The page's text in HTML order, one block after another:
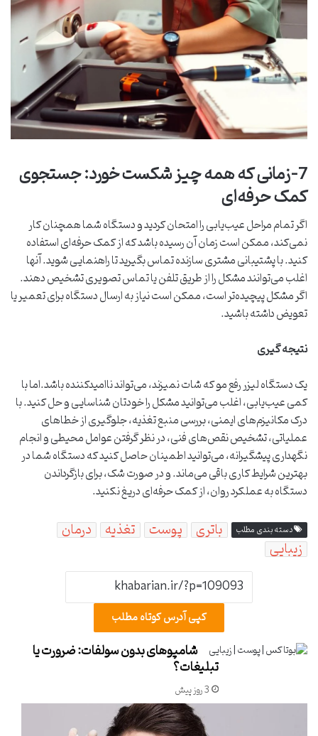
7-زمانی که همه چیز شکست خورد: جستجوی
کمک حرفه‌ای
اگر تمام مراحل عیب‌یابی را امتحان کردید و دستگاه شما همچنان کار
نمی‌کند، ممکن است زمان آن رسیده باشد که از کمک حرفه‌ای استفاده
کنید. با پشتیبانی مشتری سازنده تماس بگیرید تا راهنمایی شوید. آنها
اغلب می‌توانند مشکل را از طریق تلفن یا تماس تصویری تشخیص دهند.
اگر مشکل پیچیده‌تر است، ممکن است نیاز به ارسال دستگاه برای تعمیر یا
تعویض داشته باشید.
نتیجه گیری
یک دستگاه لیزر رفع مو که شات نمیزند، می‌تواند ناامیدکننده باشد.اما با
کمی عیب‌یابی، اغلب می‌توانید مشکل را خودتان شناسایی و حل کنید. با
درک مکانیزم‌های ایمنی، بررسی منبع تغذیه، جلوگیری از خطاهای
عملیاتی، تشخیص نقص‌های فنی، در نظر گرفتن عوامل محیطی و انجام
نگهداری پیشگیرانه، می‌توانید اطمینان حاصل کنید که دستگاه شما در
بهترین شرایط کاری باقی می‌ماند. و در صورت شک، برای بازگرداندن
دستگاه به عملکرد روان، از کمک حرفه‌ای دریغ نکنید.
دسته بندی مطلب باتری پوست تغذیه درمان
زیبایی
کپی آدرس کوتاه مطلب
شامپوهای بدون سولفات: ضرورت یا
تبلیغات؟
3 روز پیش